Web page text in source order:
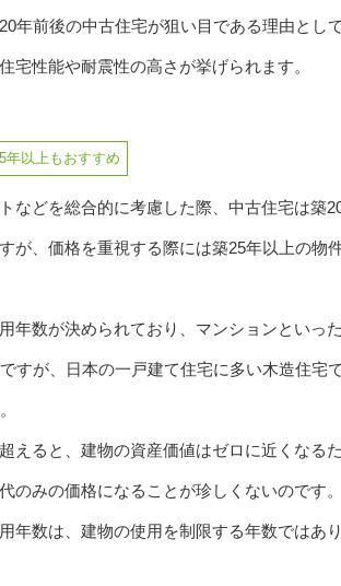
年前後の中古住宅が狙い目である理由として
宅性能や耐震性の高さが挙げられます。
年以上もおすすめ
などを総合的に考慮した際、中古住宅は築
が、価格を重視する際には築25年以上の物
年数が決められており、マンションといっ
すが、日本の一戸建て住宅に多い木造住宅
えると、建物の資産価値はゼロに近くなるた
のみの価格になることが珍しくないのです。
年数は、建物の使用を制限する年数ではあ